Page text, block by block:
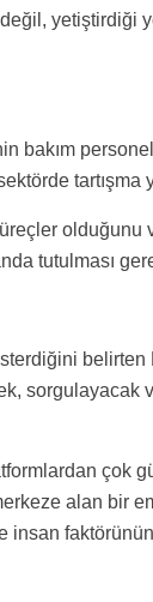
yetiştirdiği
bakım
tartışma
olduğunu
tutulması
belirten
sorgulayacak
çok
alan bir
insan